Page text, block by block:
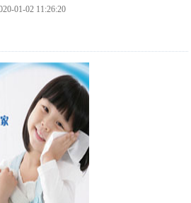
01-02 11:26:20